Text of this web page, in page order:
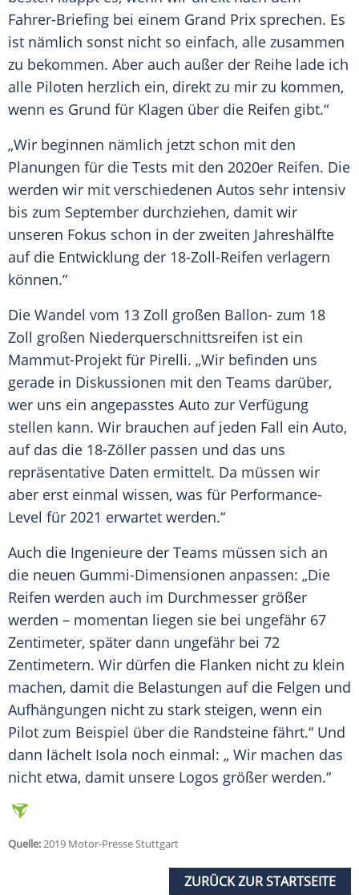
Fahrer-Briefing bei einem Grand Prix sprechen. Es
ist nämlich sonst nicht so einfach, alle zusammen
zu bekommen. Aber auch außer der Reihe lade ich
alle Piloten herzlich ein, direkt zu mir zu kommen,
wenn es Grund für Klagen über die Reifen gibt.“
„Wir beginnen nämlich jetzt schon mit den
Planungen für die Tests mit den 2020er Reifen. Die
werden wir mit verschiedenen Autos sehr intensiv
bis zum September durchziehen, damit wir
unseren Fokus schon in der zweiten Jahreshälfte
auf die Entwicklung der 18-Zoll-Reifen verlagern
können.“
Die Wandel vom 13 Zoll großen Ballon- zum 18
Zoll großen Niederquerschnittsreifen ist ein
Mammut-Projekt für Pirelli. „Wir befinden uns
gerade in Diskussionen mit den Teams darüber,
wer uns ein angepasstes Auto zur Verfügung
stellen kann. Wir brauchen auf jeden Fall ein Auto,
auf das die 18-Zöller passen und das uns
repräsentative Daten ermittelt. Da müssen wir
aber erst einmal wissen, was für Performance-
Level für 2021 erwartet werden.“
Auch die Ingenieure der Teams müssen sich an
die neuen Gummi-Dimensionen anpassen: „Die
Reifen werden auch im Durchmesser größer
werden – momentan liegen sie bei ungefähr 67
Zentimeter, später dann ungefähr bei 72
Zentimetern. Wir dürfen die Flanken nicht zu klein
machen, damit die Belastungen auf die Felgen und
Aufhängungen nicht zu stark steigen, wenn ein
Pilot zum Beispiel über die Randsteine fährt.“ Und
dann lächelt Isola noch einmal: „ Wir machen das
nicht etwa, damit unsere Logos größer werden.“
Quelle:2019 Motor-Presse Stuttgart
ZURÜCK ZUR STARTSEITE